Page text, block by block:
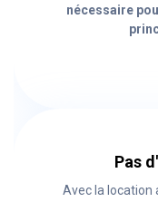
nécessaire
Pas
Avec la location